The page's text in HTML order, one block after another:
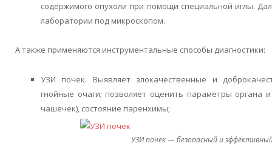
содержимого опухоли при помощи специальной иглы.
лаборатории под микроскопом.
А также применяются инструментальные способы диагностики:
УЗИ почек. Выявляет злокачественные и
гнойные очаги; позволяет оценить параметры органа
чашечек), состояние паренхимы;
УЗИ почек — безопасный и